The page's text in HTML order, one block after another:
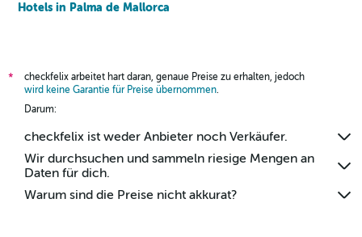
Hotels in Palma de Mallorca
*
checkfelix arbeitet hart daran, genaue Preise zu erhalten, jedoch
wird keine Garantie für Preise übernommen.
Darum:
checkfelix ist weder Anbieter noch Verkäufer.
Wir durchsuchen und sammeln riesige Mengen an
Daten für dich.
Warum sind die Preise nicht akkurat?